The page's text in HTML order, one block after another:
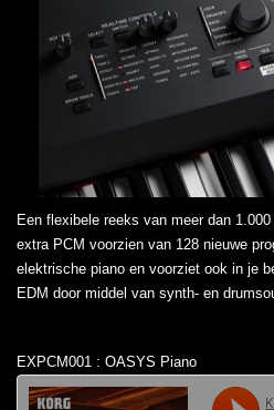
Een flexibele reeks van meer dan
extra PCM voorzien van 128 nieuwe
elektrische piano en voorziet ook in je
EDM door middel van synth- en
EXPCM001 : OASYS Piano